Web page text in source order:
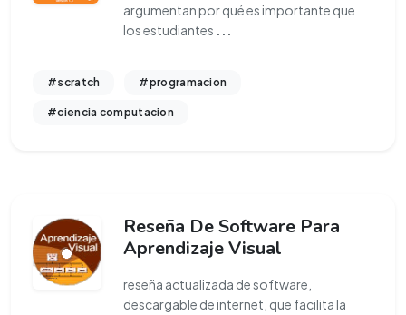
argumentan por qué es importante que
los estudiantes ...
#scratch #programacion
#ciencia computacion
Reseña De Software Para
Aprendizaje Visual
reseña actualizada de software,
descargable de internet, que facilita la